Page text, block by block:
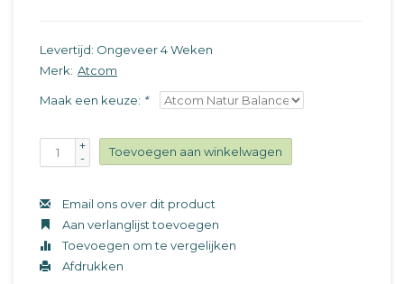
Levertijd: Ongeveer 4 Weken
Merk: Atcom
Maak een keuze: *
+
-
Toevoegen aan winkelwagen
Email ons over dit product
Aan verlanglijst toevoegen
Toevoegen om te vergelijken
Afdrukken